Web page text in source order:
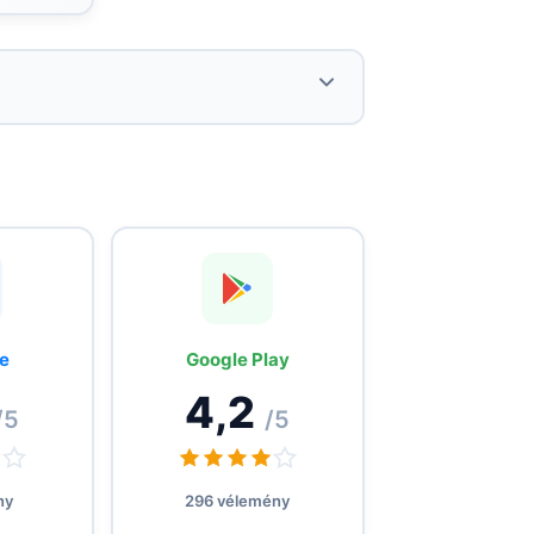
engedélyezett hotspot.
Google Play
4,2 /5
296 vélemény